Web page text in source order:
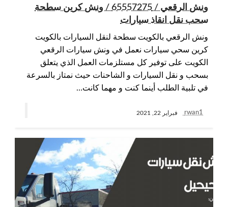
ونش الرقعي / 65557275 / ونش كرين سطحة
سحب نقل انقاذ سيارات
ونش الرقعي بالكويت سطحة لنقل السيارات بالكويت
كرين سحي سيارات نعمل في ونش سيارات الرقعي
الكويت على توفير كل مستلزمات العمل الذي يتعلق
بسحب و نقل السيارات و الشاحنات حيث نمتاز بالسرعة
في تلبية الطلب أينما كنت و مهما كانت…
rwan1 فبراير 22, 2021